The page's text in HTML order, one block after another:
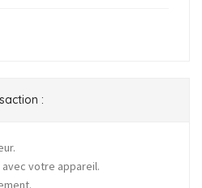
:
votre appareil.